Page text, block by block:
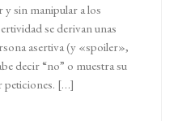
y sin manipular a los
se derivan unas
asertiva (y «spoiler»,
decir “no” o muestra su
peticiones. […]